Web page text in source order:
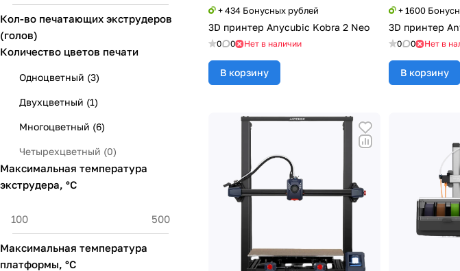
+ 434 Бонусных рублей
3D принтер Anycubic Kobra 2 Neo
0 0 Нет в наличии
В корзину
+ 1600
3D принтер
0 0 Нет в
В корзину
Кол-во печатающих экструдеров
(голов)
Количество цветов печати
Одноцветный (3)
Двухцветный (1)
Многоцветный (6)
Четырехцветный (0)
Максимальная температура
экструдера, °С
Максимальная температура
платформы, °С